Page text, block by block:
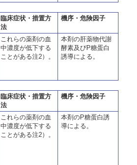
臨床症状・措置方
法
機序・危険因子
これらの薬剤の血
中濃度が低下する
ことがある注2）。
本剤の肝薬物代謝
酵素及びP糖蛋白
誘導による。
臨床症状・措置方
法
機序・危険因子
これらの薬剤の血
中濃度が低下する
ことがある注2）。
本剤のP糖蛋白誘
導による。